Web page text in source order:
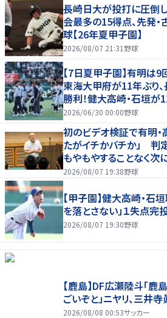
長崎日大が投打に圧倒
会最多の15得点、先発
球【26年夏甲子園】
2026/08/07 21:31 野球
【7日夏甲子園】有明は
東海大甲府が11年ぶり
勝利！健大高崎・石垣が
2026/06/30 00:00野球
初のビデオ検証で有明・
たがイチかバチか」 判定
もやもやすることなく次
2026/08/07 19:38野球
【甲子園】健大高崎・石
を落とさない」１失点完
2026/08/07 19:30野球
【鹿島】DF広瀬陸斗「
ごいぞと」ニヤリ、三井
2026/08/08 00:53サッカー